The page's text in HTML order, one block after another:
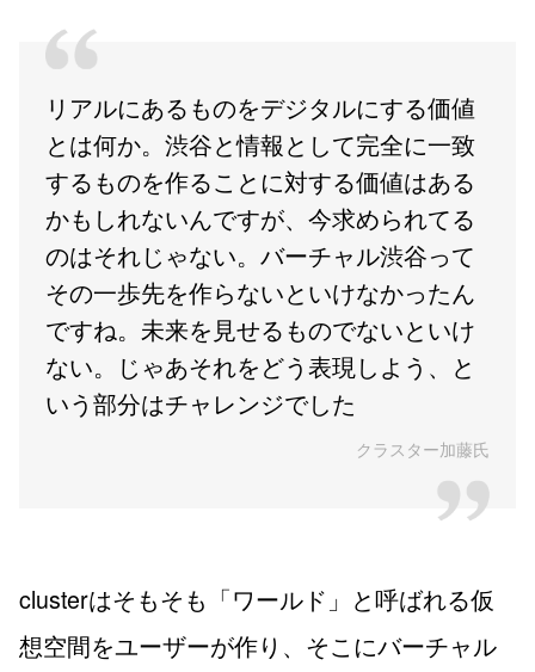
リアルにあるものをデジタルにする価値
とは何か。渋谷と情報として完全に一致
するものを作ることに対する価値はある
かもしれないんですが、今求められてる
のはそれじゃない。バーチャル渋谷って
その一歩先を作らないといけなかったん
ですね。未来を見せるものでないといけ
ない。じゃあそれをどう表現しよう、と
いう部分はチャレンジでした
クラスター加藤氏
clusterはそもそも「ワールド」と呼ばれる仮
想空間をユーザーが作り、そこにバーチャル